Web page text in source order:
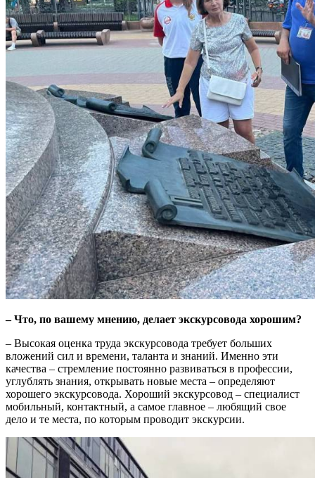
– Что, по вашему мнению, делает экскурсовода хорошим?
– Высокая оценка труда экскурсовода требует больших
вложений сил и времени, таланта и знаний. Именно эти
качества – стремление постоянно развиваться в профессии,
углублять знания, открывать новые места – определяют
хорошего экскурсовода. Хороший экскурсовод – специалист
мобильный, контактный, а самое главное – любящий свое
дело и те места, по которым проводит экскурсии.